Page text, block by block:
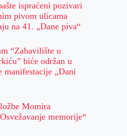
ispraćeni pozivari
pivom ulicama
na 41. „Dane piva“
“Zabavilište u
biće održan u
manifestacije „Dani
Momira
memorije“